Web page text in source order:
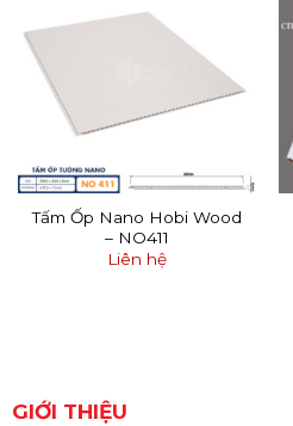
Tấm Ốp Nano Hobi Wood
– NO411
Liên hệ
GIỚI THIỆU